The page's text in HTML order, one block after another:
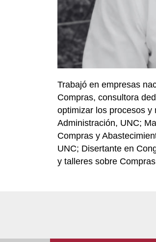
Trabajó en empresas
Compras, consultora
optimizar los procesos y
Administración, UNC;
Compras y
UNC; Disertante en
y talleres sobre